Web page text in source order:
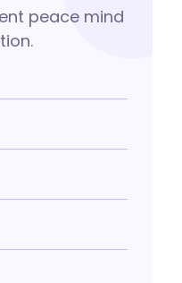
peace mind